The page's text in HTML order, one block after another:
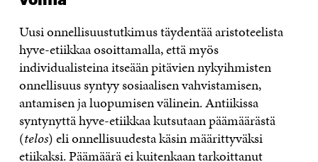
Uusi onnellisuustutkimus täydentää aristoteelista
hyve-etiikkaa osoittamalla, että myös
individualisteina itseään pitävien nykyihmisten
onnellisuus syntyy sosiaalisen vahvistamisen,
antamisen ja luopumisen välinein. Antiikissa
syntynyttä hyve-etiikkaa kutsutaan päämäärästä
(telos) eli onnellisuudesta käsin määrittyväksi
etiikaksi. Päämäärä ei kuitenkaan tarkoittanut